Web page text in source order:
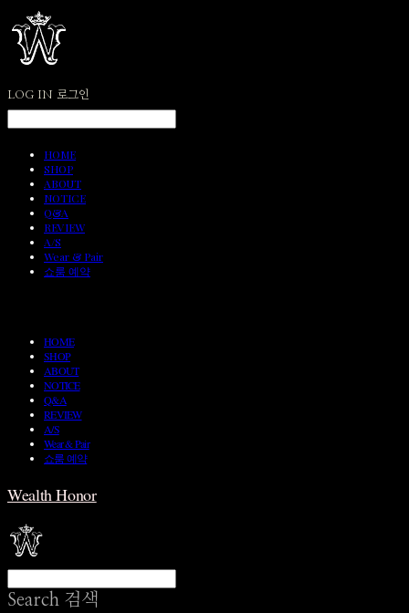
LOG IN 로그인
HOME
SHOP
ABOUT
NOTICE
Q&A
REVIEW
A/S
Wear & Pair
쇼룸 예약
HOME
SHOP
ABOUT
NOTICE
Q&A
REVIEW
A/S
Wear & Pair
쇼룸 예약
Wealth Honor
Search 검색